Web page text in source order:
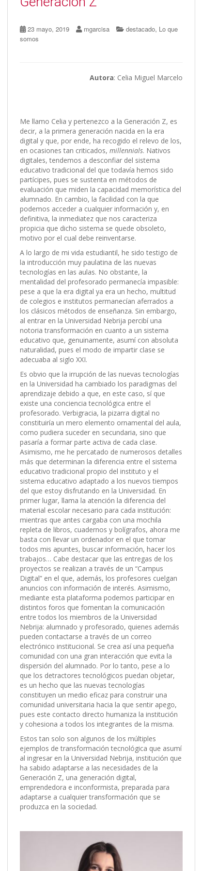
23 mayo, 2019 mgarcisa destacado, Lo que
somos
Autora: Celia Miguel Marcelo
Me llamo Celia y pertenezco a la Generación Z, es
decir, a la primera generación nacida en la era
digital y que, por ende, ha recogido el relevo de los,
en ocasiones tan criticados, millennials. Nativos
digitales, tendemos a desconfiar del sistema
educativo tradicional del que todavía hemos sido
partícipes, pues se sustenta en métodos de
evaluación que miden la capacidad memorística del
alumnado. En cambio, la facilidad con la que
podemos acceder a cualquier información y, en
definitiva, la inmediatez que nos caracteriza
propicia que dicho sistema se quede obsoleto,
motivo por el cual debe reinventarse.
A lo largo de mi vida estudiantil, he sido testigo de
la introducción muy paulatina de las nuevas
tecnologías en las aulas. No obstante, la
mentalidad del profesorado permanecía impasible:
pese a que la era digital ya era un hecho, multitud
de colegios e institutos permanecían aferrados a
los clásicos métodos de enseñanza. Sin embargo,
al entrar en la Universidad Nebrija percibí una
notoria transformación en cuanto a un sistema
educativo que, genuinamente, asumí con absoluta
naturalidad, pues el modo de impartir clase se
adecuaba al siglo XXI.
Es obvio que la irrupción de las nuevas tecnologías
en la Universidad ha cambiado los paradigmas del
aprendizaje debido a que, en este caso, sí que
existe una conciencia tecnológica entre el
profesorado. Verbigracia, la pizarra digital no
constituiría un mero elemento ornamental del aula,
como pudiera suceder en secundaria, sino que
pasaría a formar parte activa de cada clase.
Asimismo, me he percatado de numerosos detalles
más que determinan la diferencia entre el sistema
educativo tradicional propio del instituto y el
sistema educativo adaptado a los nuevos tiempos
del que estoy disfrutando en la Universidad. En
primer lugar, llama la atención la diferencia del
material escolar necesario para cada institución:
mientras que antes cargaba con una mochila
repleta de libros, cuadernos y bolígrafos, ahora me
basta con llevar un ordenador en el que tomar
todos mis apuntes, buscar información, hacer los
trabajos… Cabe destacar que las entregas de los
proyectos se realizan a través de un “Campus
Digital” en el que, además, los profesores cuelgan
anuncios con información de interés. Asimismo,
mediante esta plataforma podemos participar en
distintos foros que fomentan la comunicación
entre todos los miembros de la Universidad
Nebrija: alumnado y profesorado, quienes además
pueden contactarse a través de un correo
electrónico institucional. Se crea así una pequeña
comunidad con una gran interacción que evita la
dispersión del alumnado. Por lo tanto, pese a lo
que los detractores tecnológicos puedan objetar,
es un hecho que las nuevas tecnologías
constituyen un medio eficaz para construir una
comunidad universitaria hacia la que sentir apego,
pues este contacto directo humaniza la institución
y cohesiona a todos los integrantes de la misma.
Estos tan solo son algunos de los múltiples
ejemplos de transformación tecnológica que asumí
al ingresar en la Universidad Nebrija, institución que
ha sabido adaptarse a las necesidades de la
Generación Z, una generación digital,
emprendedora e inconformista, preparada para
adaptarse a cualquier transformación que se
produzca en la sociedad.